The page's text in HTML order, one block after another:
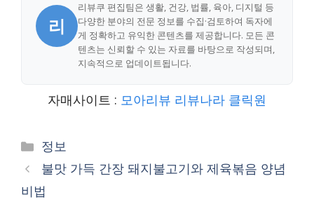
리
리뷰쿠 편집팀은 생활, 건강, 법률, 육아, 디지털 등
다양한 분야의 전문 정보를 수집·검토하여 독자에
게 정확하고 유익한 콘텐츠를 제공합니다. 모든 콘
텐츠는 신뢰할 수 있는 자료를 바탕으로 작성되며,
지속적으로 업데이트됩니다.
자매사이트 : 모아리뷰 리뷰나라 클릭원
Categories
정보
불맛 가득 간장 돼지불고기와 제육볶음 양념
비법